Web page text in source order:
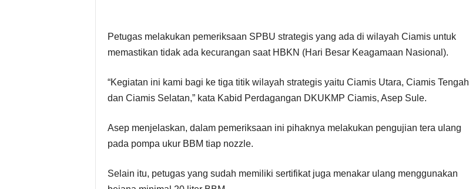
Petugas melakukan pemeriksaan SPBU strategis yang ada di wilayah Ciamis untuk
memastikan tidak ada kecurangan saat HBKN (Hari Besar Keagamaan Nasional).
“Kegiatan ini kami bagi ke tiga titik wilayah strategis yaitu Ciamis Utara, Ciamis Tengah
dan Ciamis Selatan,” kata Kabid Perdagangan DKUKMP Ciamis, Asep Sule.
Asep menjelaskan, dalam pemeriksaan ini pihaknya melakukan pengujian tera ulang
pada pompa ukur BBM tiap nozzle.
Selain itu, petugas yang sudah memiliki sertifikat juga menakar ulang menggunakan